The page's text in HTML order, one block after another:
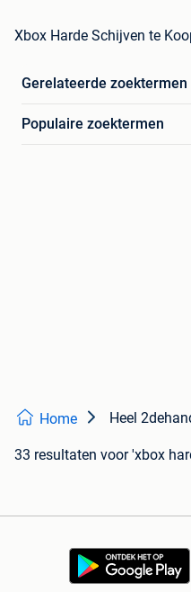
Xbox Harde Schijven te
Gerelateerde zoektermen
Populaire zoektermen
Home Heel
33 resultaten voor 'xbox